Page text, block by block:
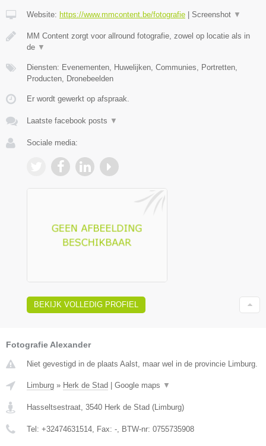
Website: https://www.mmcontent.be/fotografie Screenshot ▼
MM Content zorgt voor allround fotografie, zowel op locatie als in
de ▼
Diensten: Evenementen, Huwelijken, Communies, Portretten,
Producten, Dronebeelden
Er wordt gewerkt op afspraak.
Laatste facebook posts ▼
Sociale media:
BEKIJK VOLLEDIG PROFIEL
Fotografie Alexander
Niet gevestigd in de plaats Aalst, maar wel in de provincie Limburg.
Limburg » Herk de Stad Google maps ▼
Hasseltsestraat, 3540 Herk de Stad (Limburg)
Tel: +32474631514, Fax: -, BTW-nr: 0755735908